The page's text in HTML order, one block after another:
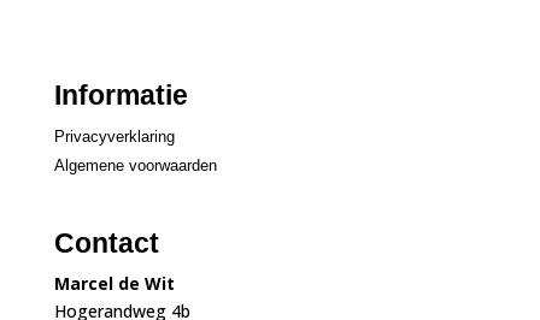
Informatie
Privacyverklaring
Algemene voorwaarden
Contact
Marcel de Wit
Hogerandweg 4b